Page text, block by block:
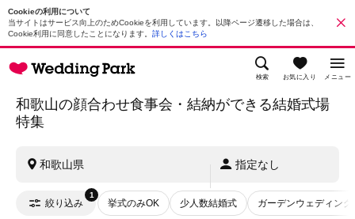
Cookieの利用について
当サイトはサービス向上のためCookieを利用しています。以降ページ遷移した場合は、
Cookie利用に同意したことになります。 詳しくはこちら
検索 お気に入り メニュー
和歌山の顔合わせ食事会・結納ができる結婚式場
特集
和歌山県 指定なし
絞り込み
1
挙式のみOK 少人数結婚式 ガーデンウェディング